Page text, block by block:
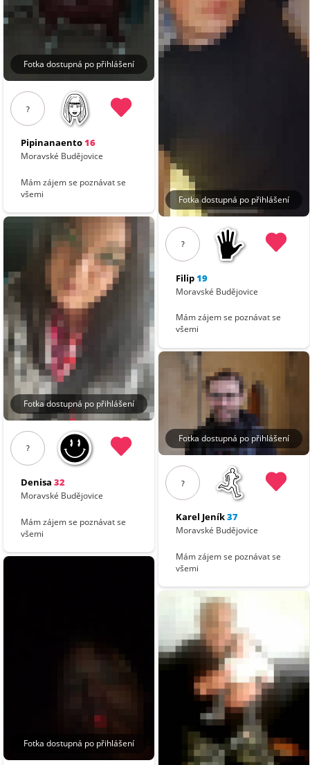
Fotka dostupná po přihlášení
?
Pipinanaento16
Moravské Budějovice
Mám zájem se poznávat se
všemi
Fotka dostupná po přihlášení
?
Denisa 32
Moravské Budějovice
Mám zájem se poznávat se
všemi
Fotka dostupná po přihlášení
Fotka dostupná po přihlášení
?
Filip19
Moravské Budějovice
Mám zájem se poznávat se
všemi
Fotka dostupná po přihlášení
?
Karel Jeník37
Moravské Budějovice
Mám zájem se poznávat se
všemi